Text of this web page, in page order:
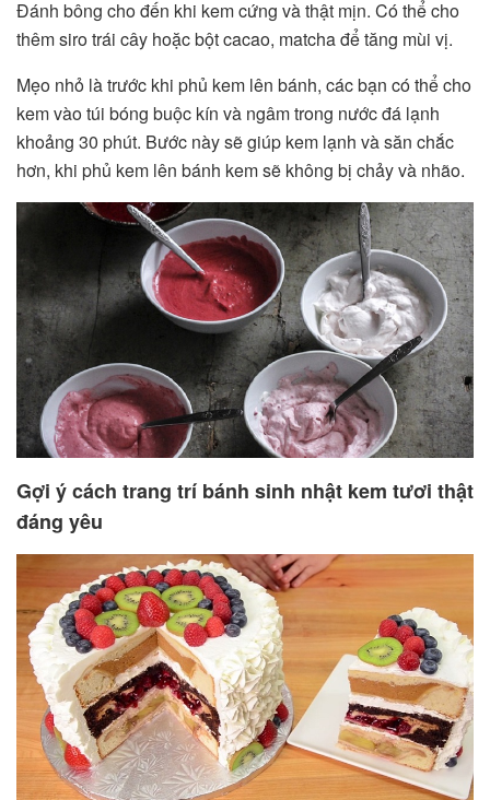
Đánh bông cho đến khi kem cứng và thật mịn. Có thể cho
thêm siro trái cây hoặc bột cacao, matcha để tăng mùi vị.
Mẹo nhỏ là trước khi phủ kem lên bánh, các bạn có thể cho
kem vào túi bóng buộc kín và ngâm trong nước đá lạnh
khoảng 30 phút. Bước này sẽ giúp kem lạnh và săn chắc
hơn, khi phủ kem lên bánh kem sẽ không bị chảy và nhão.
Gợi ý cách trang trí bánh sinh nhật kem tươi thật
đáng yêu